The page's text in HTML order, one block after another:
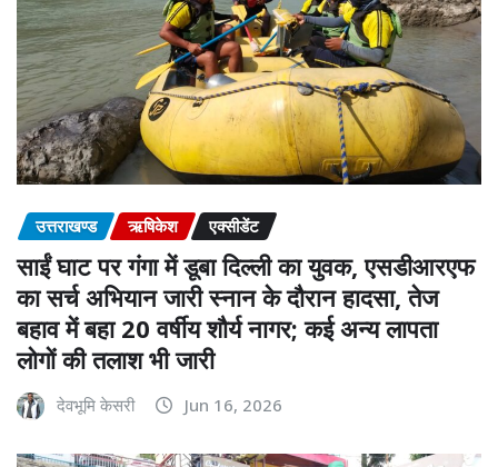
उत्तराखण्ड ऋषिकेश एक्सीडेंट
साईं घाट पर गंगा में डूबा दिल्ली का युवक, एसडीआरएफ
का सर्च अभियान जारी स्नान के दौरान हादसा, तेज
बहाव में बहा 20 वर्षीय शौर्य नागर; कई अन्य लापता
लोगों की तलाश भी जारी
देवभूमि केसरी Jun 16, 2026